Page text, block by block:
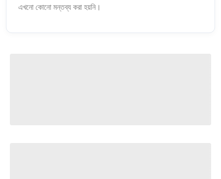
এখনো কোনো মন্তব্য করা হয়নি।